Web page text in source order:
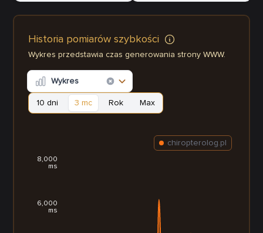
Historia pomiarów szybkości
Wykres przedstawia czas generowania strony WWW.
Wykres
10 dni 3 mc Rok Max
6,000
ms
8,000
ms
chiropterolog.pl